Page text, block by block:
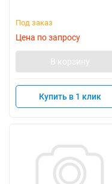
Под заказ
Цена по запросу
В корзину
Купить в 1 клик